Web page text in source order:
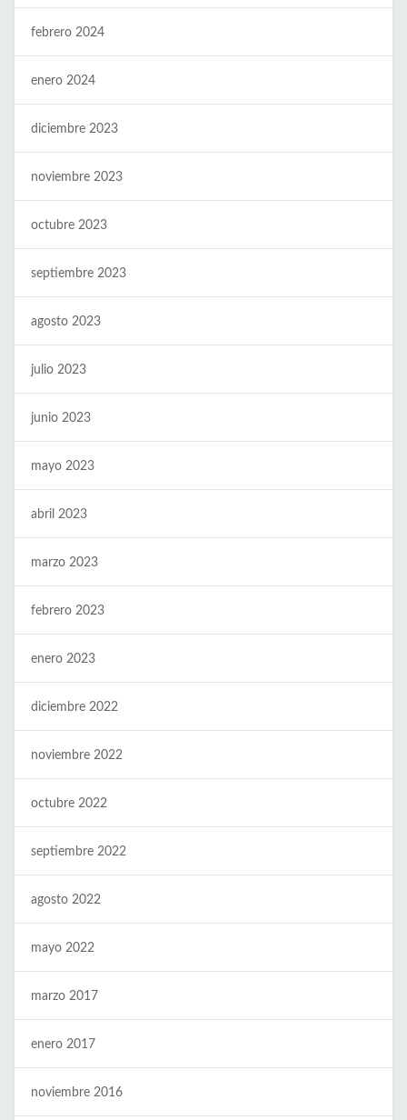
febrero 2024
enero 2024
diciembre 2023
noviembre 2023
octubre 2023
septiembre 2023
agosto 2023
julio 2023
junio 2023
mayo 2023
abril 2023
marzo 2023
febrero 2023
enero 2023
diciembre 2022
noviembre 2022
octubre 2022
septiembre 2022
agosto 2022
mayo 2022
marzo 2017
enero 2017
noviembre 2016